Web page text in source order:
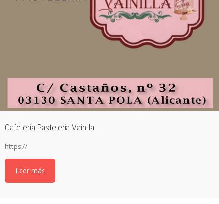
Cafetería Pastelería Vainilla
https://
Leer más